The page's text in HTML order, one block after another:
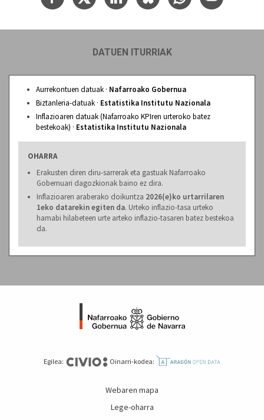
DATUEN ITURRIAK
Aurrekontuen datuak · Nafarroako Gobernua
Biztanleria-datuak · Estatistika Institutu Nazionala
Inflazioaren datuak (Nafarroako KPIren urteroko batez
bestekoak) · Estatistika Institutu Nazionala
OHARRA
Erakusten diren diru-sarrerak eta gastuak Nafarroako
Gobernuari dagozkionak baino ez dira.
Inflazioaren araberako doikuntza 2026(e)ko urtarrilaren
1eko datarekin egiten da. Urteko inflazio-tasa urteko
hamabi hilabeteen urte arteko inflazio-tasaren batez bestekoa
da.
Egilea: Oinarri-kodea:
Webaren mapa
Lege-oharra